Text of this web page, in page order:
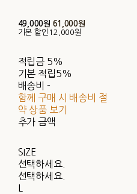
49,000원 61,000원
기본 할인 12,000원
적립금 5%
기본 적립5%
배송비 -
함께 구매 시 배송비 절
약 상품 보기
추가 금액
SIZE
선택하세요.
선택하세요.